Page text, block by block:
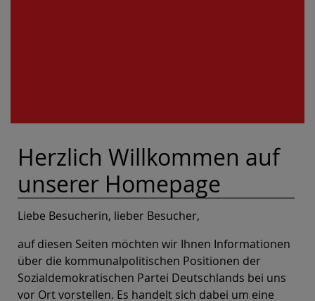
Herzlich Willkommen auf
unserer Homepage
Liebe Besucherin, lieber Besucher,
auf diesen Seiten möchten wir Ihnen Informationen
über die kommunalpolitischen Positionen der
Sozialdemokratischen Partei Deutschlands bei uns
vor Ort vorstellen. Es handelt sich dabei um eine